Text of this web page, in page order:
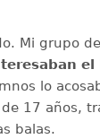
Mi grupo
el
lo
17 años,
balas.